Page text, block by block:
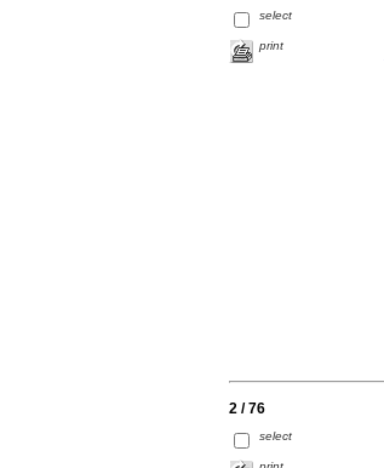
select
print
2 / 76
select